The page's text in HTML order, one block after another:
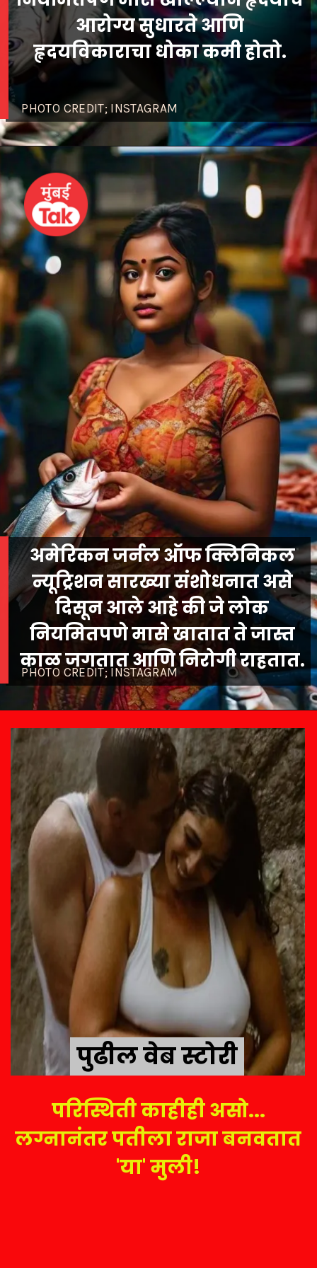
PHOTO CREDIT; INSTAGRAM
आरोग्य सुधारते आणि
हृदयविकाराचा धोका कमी होतो.
PHOTO CREDIT; INSTAGRAM
अमेरिकन जर्नल ऑफ क्लिनिकल
न्यूट्रिशन सारख्या संशोधनात असे
दिसून आले आहे की जे लोक
नियमितपणे मासे खातात ते जास्त
काळ जगतात आणि निरोगी राहतात.
पुढील वेब स्टोरी
पुढील वेब स्टोरी
परिस्थिती काहीही असो...
लग्नानंतर पतीला राजा बनवतात
'या' मुली!